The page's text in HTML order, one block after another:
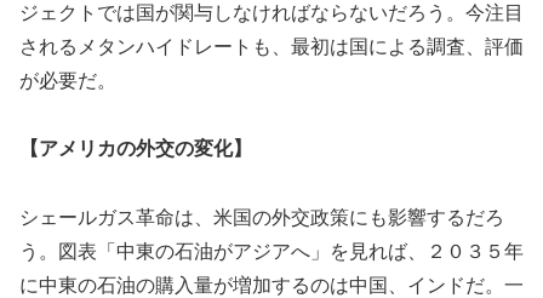
ジェクトでは国が関与しなければならないだろう。今注目
されるメタンハイドレートも、最初は国による調査、評価
が必要だ。
【アメリカの外交の変化】
シェールガス革命は、米国の外交政策にも影響するだろ
う。図表「中東の石油がアジアへ」を見れば、２０３５年
に中東の石油の購入量が増加するのは中国、インドだ。一